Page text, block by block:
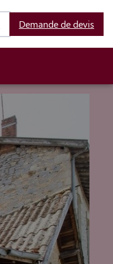
Demande de devis